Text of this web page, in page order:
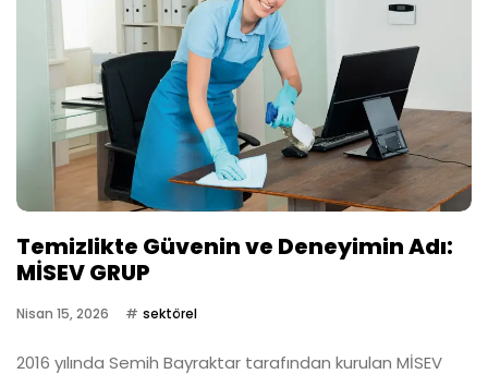
Temizlikte Güvenin ve Deneyimin Adı:
MİSEV GRUP
Nisan 15, 2026 sektörel
2016 yılında Semih Bayraktar tarafından kurulan MİSEV